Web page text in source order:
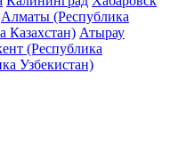
Алматы (Республика
Казахстан) Атырау
(Республика
Узбекистан)